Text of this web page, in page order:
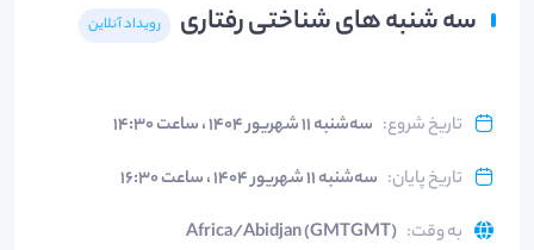
سه شنبه های شناختی رفتاری رویداد آنلاین
تاریخ شروع: سه‌شنبه ۱۱ شهریور ۱۴۰۴ ، ساعت ۱۴:۳۰
تاریخ پایان: سه‌شنبه ۱۱ شهریور ۱۴۰۴ ، ساعت ۱۶:۳۰
به وقت:
Africa/Abidjan (GMTGMT)